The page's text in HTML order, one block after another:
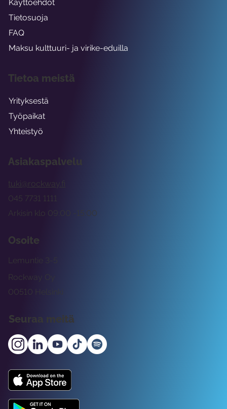
Asiakaspalvelu
tuki@rockway.fi
Arkisin klo 09:00 -15:00
045 7731 1111
Osoite
Rockway Oy
Lemuntie 3-5
00510 Helsinki
Seuraa meitä
Käyttöehdot
Tietosuoja
FAQ
Maksu kulttuuri- ja virike-eduilla
Tietoa meistä
Yrityksestä
Työpaikat
Yhteistyö